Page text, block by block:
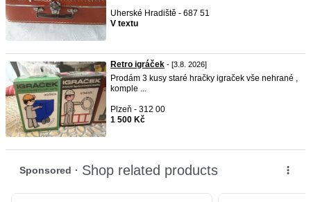
Uherské Hradiště - 687 51
V textu
Retro igráček - [3.8. 2026]
Prodám 3 kusy staré hračky igraček vše nehrané ,
komple ...
Plzeň - 312 00
1 500 Kč